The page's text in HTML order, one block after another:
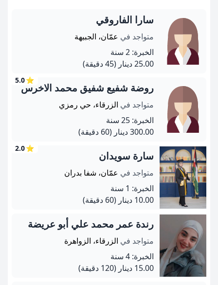
سارا الفاروقي
متواجد في عمّان، الجبيهة
الخبرة: 2 سنة
25.00 دينار
(45 دقيقة)
⭐
5.0
روضة شفيع شفيق محمد الاخرس
متواجد في الزرقاء، حي رمزي
الخبرة: 25 سنة
300.00 دينار
(60 دقيقة)
⭐
2.0
سارة سويدان
متواجد في عمّان، شفا بدران
الخبرة: 1 سنة
10.00 دينار
(60 دقيقة)
رندة عمر محمد علي أبو عريضة
متواجد في الزرقاء، الزواهرة
الخبرة: 4 سنة
15.00 دينار
(120 دقيقة)